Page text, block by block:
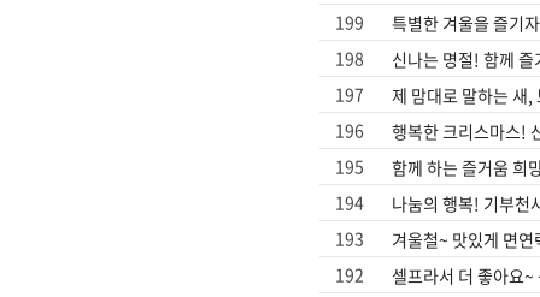
전국시대
시청자 FLEX
특집프로그램
TV 속 정보
종영프로그램
라디오특
199
특별한 겨울을 즐기
198
신나는 명절! 함께
197
제 맘대로 말하는 새,
196
행복한 크리스마스!
195
함께 하는 즐거움 희
194
나눔의 행복! 기부천
193
겨울철~ 맛있게 면
192
셀프라서 더 좋아요~